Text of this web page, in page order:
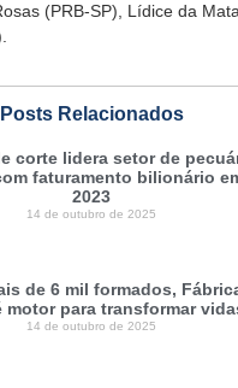
(PRB-SP), Lídice da
Posts Relacionados
corte lidera setor de
faturamento bilionário
2023
14 de outubro de 2025
de 6 mil formados,
motor para transformar
14 de outubro de 2025